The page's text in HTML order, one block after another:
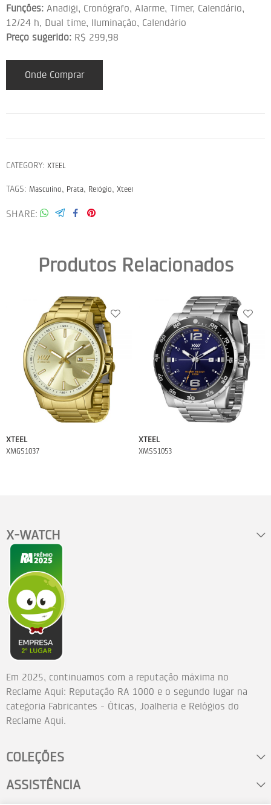
Funções: Anadigi, Cronógrafo, Alarme, Timer, Calendário,
12/24 h, Dual time, Iluminação, Calendário
Preço sugerido: R$ 299,98
Onde Comprar
CATEGORY: XTEEL
TAGS: Masculino, Prata, Relógio, Xteel
SHARE
Produtos Relacionados
XTEEL
XMGS1037
XTEEL
XMSS1053
X-WATCH
Em 2025, continuamos com a reputação máxima no
Reclame Aqui: Reputação RA 1000 e o segundo lugar na
categoria Fabricantes - Óticas, Joalheria e Relógios do
Reclame Aqui.
COLEÇÕES
ASSISTÊNCIA